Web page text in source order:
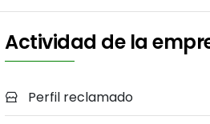
Actividad de la
Perfil reclamado